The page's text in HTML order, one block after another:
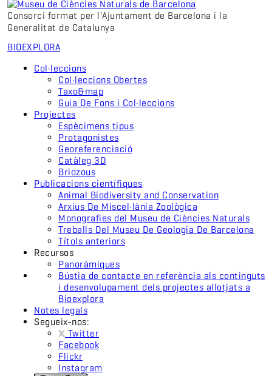
Consorci format per l'Ajuntament de Barcelona i la
Generalitat de Catalunya
BIOEXPLORA
Col·leccions
Col·leccions Obertes
Taxo&map
Guia De Fons i Col·leccions
Projectes
Espècimens tipus
Protagonistes
Georeferenciació
Catàleg 3D
Briozous
Publicacions científiques
Animal Biodiversity and Conservation
Arxius De Miscel·lània Zoològica
Monografies del Museu de Ciències Naturals
Treballs Del Museu De Geologia De Barcelona
Títols anteriors
Recursos
Panoràmiques
Bústia de contacte en referència als continguts
i desenvolupament dels projectes allotjats a
Bioexplora
Notes legals
Segueix-nos:
Twitter
Facebook
Flickr
Instagram